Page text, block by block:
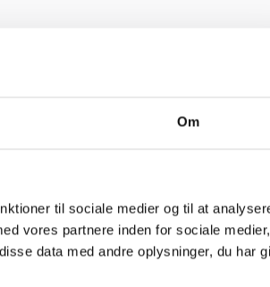
Om
til sociale medier og til at
vores partnere inden for sociale medier,
data med andre oplysninger, du har
de andre børn var ude
om, at der var ’noget
Psykologisk